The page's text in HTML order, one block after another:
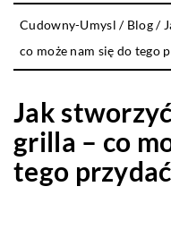
Cudowny-Umysl / Blog/
co może nam się do tego
Jak
grilla – co
tego